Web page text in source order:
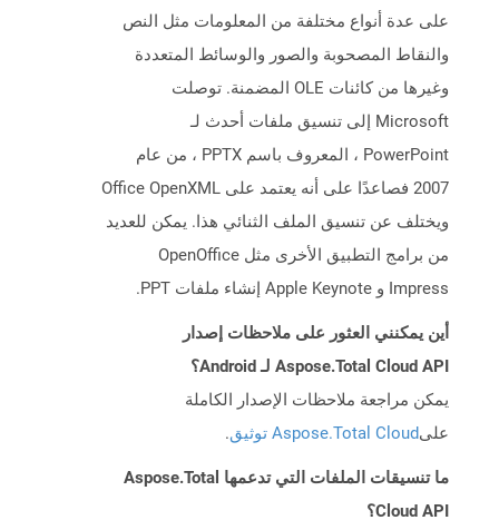
على عدة أنواع مختلفة من المعلومات مثل النص
والنقاط المصحوبة والصور والوسائط المتعددة
وغيرها من كائنات OLE المضمنة. توصلت
Microsoft إلى تنسيق ملفات أحدث لـ
PowerPoint ، المعروف باسم PPTX ، من عام
2007 فصاعدًا على أنه يعتمد على Office OpenXML
ويختلف عن تنسيق الملف الثنائي هذا. يمكن للعديد
من برامج التطبيق الأخرى مثل OpenOffice
Impress و Apple Keynote إنشاء ملفات PPT.
أين يمكنني العثور على ملاحظات إصدار
Aspose.Total Cloud API لـ Android؟
يمكن مراجعة ملاحظات الإصدار الكاملة
علىAspose.Total Cloud توثيق .
ما تنسيقات الملفات التي تدعمها Aspose.Total
Cloud API؟